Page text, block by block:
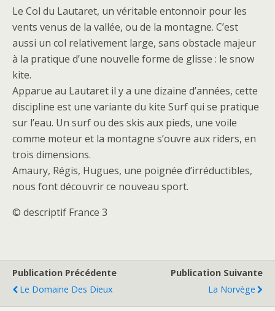
Le Col du Lautaret, un véritable entonnoir pour les
vents venus de la vallée, ou de la montagne. C’est
aussi un col relativement large, sans obstacle majeur
à la pratique d’une nouvelle forme de glisse : le snow
kite.
Apparue au Lautaret il y a une dizaine d’années, cette
discipline est une variante du kite Surf qui se pratique
sur l’eau. Un surf ou des skis aux pieds, une voile
comme moteur et la montagne s’ouvre aux riders, en
trois dimensions.
Amaury, Régis, Hugues, une poignée d’irréductibles,
nous font découvrir ce nouveau sport.
© descriptif France 3
Publication Précédente
Le Domaine Des Dieux
Publication Suivante
La Norvège